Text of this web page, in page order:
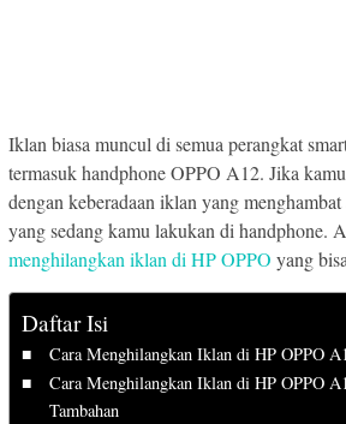
Iklan biasa muncul di semua perangkat
termasuk handphone OPPO A12. Jika
dengan keberadaan iklan yang
yang sedang kamu lakukan di handphone.
menghilangkan iklan di HP OPPO yang
Daftar Isi
Cara Menghilangkan Iklan di HP OPPO
Cara Menghilangkan Iklan di HP OPPO
Tambahan